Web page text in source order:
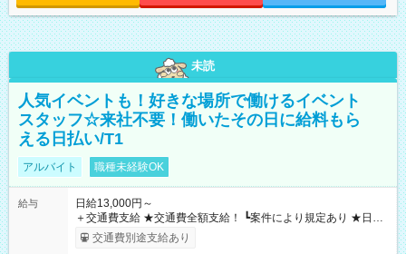
未読
人気イベントも！好きな場所で働けるイベント
スタッフ☆来社不要！働いたその日に給料もら
える日払い/T1
アルバイト 職種未経験OK
給与
日給13,000円～
＋交通費支給 ★交通費全額支給！ ┗案件により規定あり ★日払
いOK！（規定あり） ┗働いたその日に現金GET♪ お仕事後はコ
ンビニATMから 日払い分を引き落とせます！ 【試用期間】試
交通費別途支給あり